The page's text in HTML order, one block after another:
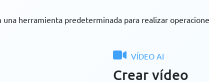
herramienta predeterminada para realizar
VÍDEO AI
Crear vídeo